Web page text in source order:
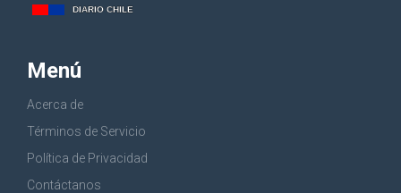
Menú
Acerca de
Términos de Servicio
Política de Privacidad
Contáctanos